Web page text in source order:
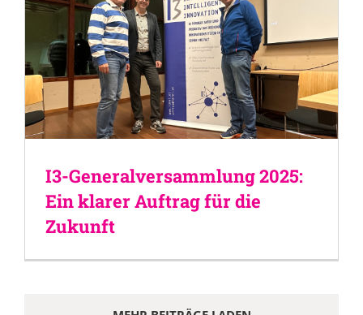
I3-Generalversammlung 2025:
Ein klarer Auftrag für die
Zukunft